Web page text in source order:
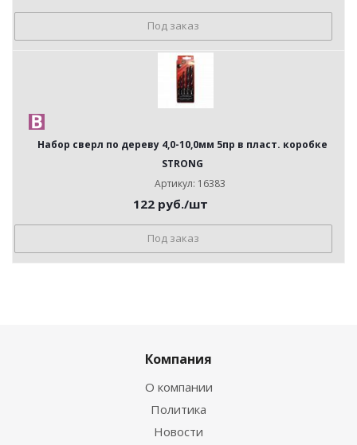
Под заказ
Набор сверл по дереву 4,0-10,0мм 5пр в пласт. коробке
STRONG
Артикул: 16383
122 руб./шт
Под заказ
Компания
О компании
Политика
Новости